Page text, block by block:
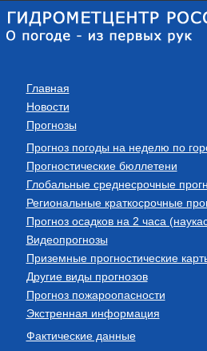
Главная
Новости
Прогнозы
Прогноз погоды на неделю по
Прогностические бюллетени
Глобальные среднесрочные
Региональные краткосрочные
Прогноз осадков на 2 часа
Видеопрогнозы
Приземные прогностические
Другие виды прогнозов
Прогноз пожароопасности
Экстренная информация
Фактические данные